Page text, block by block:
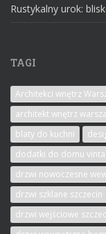
Rustykalny urok:
TAGI
Architekci wnętrz
architekt wnętrz
blaty do kuchni
dodatki do domu
drzwi nowoczesne
drzwi szklane szczecin
drzwi wejściowe